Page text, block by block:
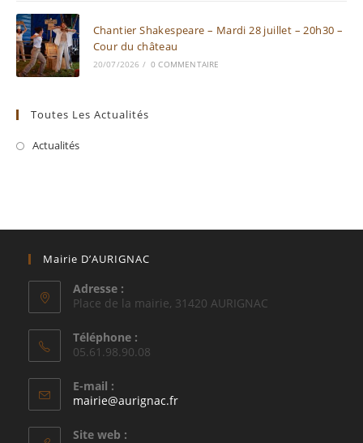
Chantier Shakespeare – Mardi 28 juillet – 20h30 –
Cour du château
20/07/2026 / 0 COMMENTAIRE
Toutes Les Actualités
Actualités
Mairie D’AURIGNAC
Adresse :
Place de la mairie, 31420 AURIGNAC
Téléphone :
05.61.98.90.08
E-mail :
mairie@aurignac.frS’ouvre
Site web :